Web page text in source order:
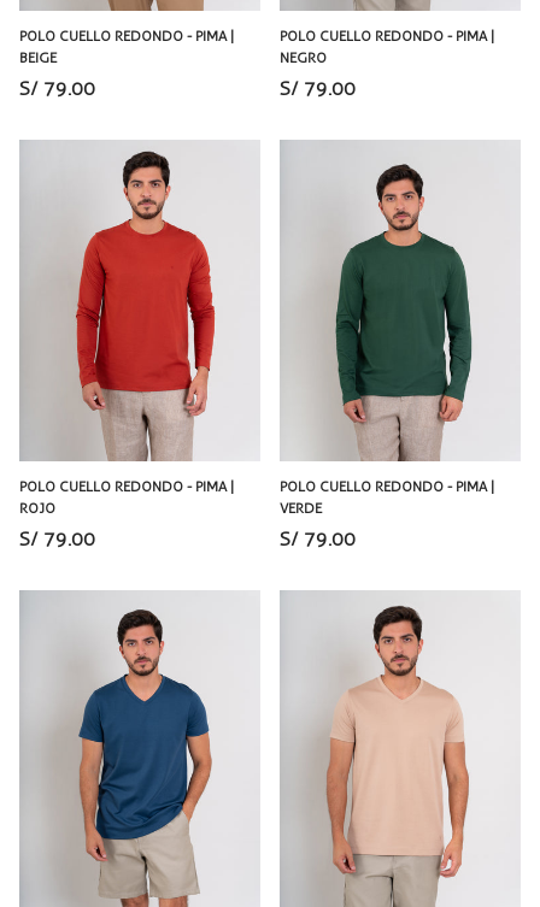
POLO CUELLO REDONDO - PIMA |
BEIGE
S/ 79.00
POLO CUELLO REDONDO - PIMA |
NEGRO
S/ 79.00
POLO CUELLO REDONDO - PIMA |
ROJO
S/ 79.00
POLO CUELLO REDONDO - PIMA |
VERDE
S/ 79.00